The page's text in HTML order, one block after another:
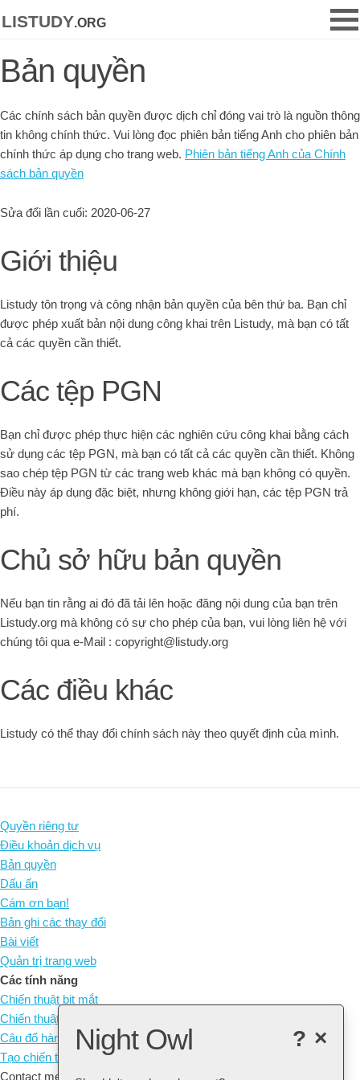
listudy.org
Bản quyền
Các chính sách bản quyền được dịch chỉ đóng vai trò là nguồn thông
tin không chính thức. Vui lòng đọc phiên bản tiếng Anh cho phiên bản
chính thức áp dụng cho trang web. Phiên bản tiếng Anh của Chính
sách bản quyền
Sửa đổi lần cuối: 2020-06-27
Giới thiệu
Listudy tôn trọng và công nhận bản quyền của bên thứ ba. Bạn chỉ
được phép xuất bản nội dung công khai trên Listudy, mà bạn có tất
cả các quyền cần thiết.
Các tệp PGN
Bạn chỉ được phép thực hiện các nghiên cứu công khai bằng cách
sử dụng các tệp PGN, mà bạn có tất cả các quyền cần thiết. Không
sao chép tệp PGN từ các trang web khác mà bạn không có quyền.
Điều này áp dụng đặc biệt, nhưng không giới hạn, các tệp PGN trả
phí.
Chủ sở hữu bản quyền
Nếu bạn tin rằng ai đó đã tải lên hoặc đăng nội dung của bạn trên
Listudy.org mà không có sự cho phép của bạn, vui lòng liên hệ với
chúng tôi qua e-Mail : copyright@listudy.org
Các điều khác
Listudy có thể thay đổi chính sách này theo quyết định của mình.
Quyền riêng tư
Điều khoản dịch vụ
Bản quyền
Dấu ấn
Cám ơn bạn!
Bản ghi các thay đổi
Bài viết
Quản trị trang web
Các tính năng
Chiến thuật bịt mắt
Chiến thuật không quân cờ
Câu đố hàng ngày
Tạo chiến thuật của riêng bạn
Contact me at: arne@listudy.org
×
?
Night Owl